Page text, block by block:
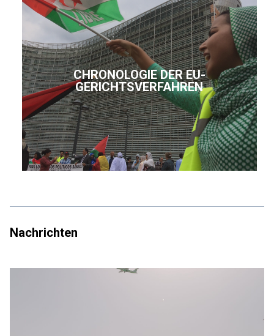
CHRONOLOGIE DER EU-
GERICHTSVERFAHREN
Nachrichten